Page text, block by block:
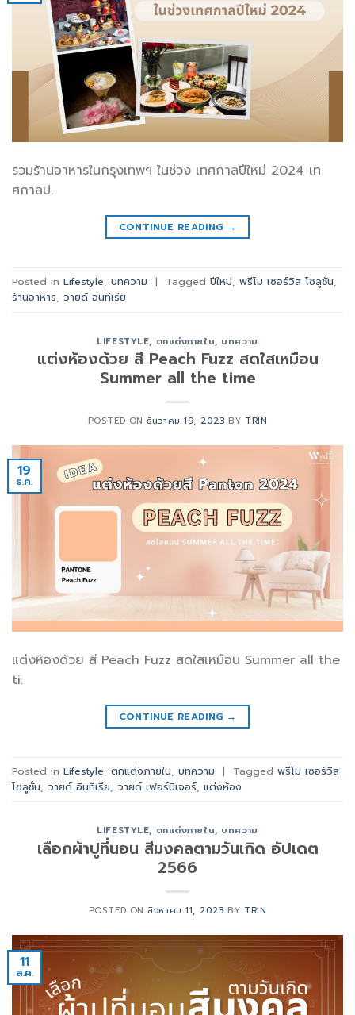
รวมร้านอาหารในกรุงเทพฯ ในช่วง เทศกาลปีใหม่ 2024 เท
ศกาลป.
CONTINUE READING →
Posted in Lifestyle, บทความ | Tagged ปีใหม่, พรีโม เซอร์วิส โซลูชั่น,
ร้านอาหาร, วายด์ อินทีเรีย
LIFESTYLE, ตกแต่งภายใน, บทความ
แต่งห้องด้วย สี Peach Fuzz สดใสเหมือน
Summer all the time
POSTED ON ธันวาคม 19, 2023 BY TRIN
19
ธ.ค.
แต่งห้องด้วย สี Peach Fuzz สดใสเหมือน Summer all the
ti.
CONTINUE READING →
Posted in Lifestyle ตกแต่งภายใน บทความ | Tagged พรีโม เซอร์วิส
โซลูชั่น วายด์ อินทีเรีย วายด์ เฟอร์นิเจอร์ แต่งห้อง
LIFESTYLE, ตกแต่งภายใน, บทความ
เลือกผ้าปูที่นอน สีมงคลตามวันเกิด อัปเดต
2566
POSTED ON สิงหาคม 11, 2023 BY TRIN
11
ส.ค.